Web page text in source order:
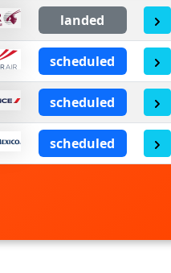
landed
scheduled
scheduled
scheduled